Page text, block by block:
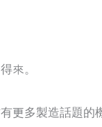
來。
更多製造話題的